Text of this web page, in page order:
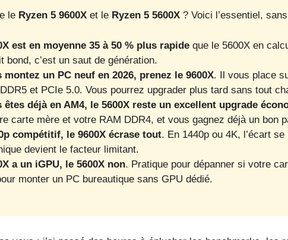
le Ryzen 5 9600X et le Ryzen 5 5600X ? Voici l’essentiel,
est en moyenne 35 à 50 % plus rapide que le 5600X en
bond, c’est un saut de génération.
montez un PC neuf en 2026, prenez le 9600X. Il vous place
et PCIe 5.0. Vous pourrez upgrader plus tard sans tout
êtes déjà en AM4, le 5600X reste un excellent upgrade
carte mère et votre RAM DDR4, et vous gagnez déjà un bon
compétitif, le 9600X écrase tout. En 1440p ou 4K, l’écart
devient le facteur limitant.
a un iGPU, le 5600X non. Pratique pour dépanner si votre
monter un PC bureautique sans GPU dédié.